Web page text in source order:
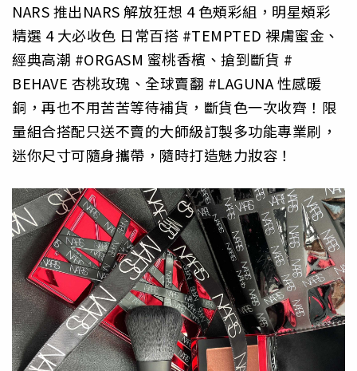
NARS 推出NARS 解放狂想 4 色頰彩組，明星頰彩
精選 4 大必收色 日常百搭 #TEMPTED 裸膚蜜金、
經典高潮 #ORGASM 蜜桃香檳、搶到斷貨 #
BEHAVE 杏桃玫瑰、全球賣翻 #LAGUNA 性感暖
銅， 再也不用苦苦等待補貨，斷貨色一次收齊！ 限
量組合搭配只送不賣的大師級訂製多功能專業刷，
迷你尺寸可隨身攜帶，隨時打造魅力妝容！